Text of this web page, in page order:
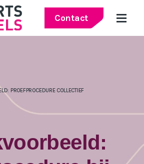
Contact
PROEFPROCEDURE COLLECTIEF